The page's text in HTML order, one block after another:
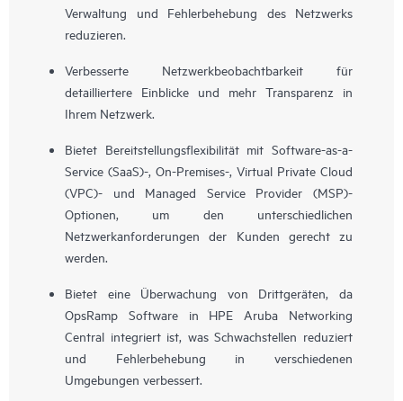
Verwaltung und Fehlerbehebung des Netzwerks
reduzieren.
Verbesserte Netzwerkbeobachtbarkeit für
detailliertere Einblicke und mehr Transparenz in
Ihrem Netzwerk.
Bietet Bereitstellungsflexibilität mit Software-as-a-
Service (SaaS)-, On-Premises-, Virtual Private Cloud
(VPC)- und Managed Service Provider (MSP)-
Optionen, um den unterschiedlichen
Netzwerkanforderungen der Kunden gerecht zu
werden.
Bietet eine Überwachung von Drittgeräten, da
OpsRamp Software in HPE Aruba Networking
Central integriert ist, was Schwachstellen reduziert
und Fehlerbehebung in verschiedenen
Umgebungen verbessert.